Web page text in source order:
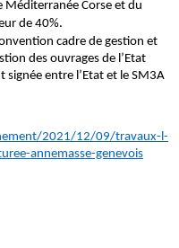
Méditerranée Corse et du
de 40%.
cadre de gestion et
des ouvrages de l’Etat
entre l’Etat et le SM3A
2021/12/09/travaux-l-
annemasse-genevois